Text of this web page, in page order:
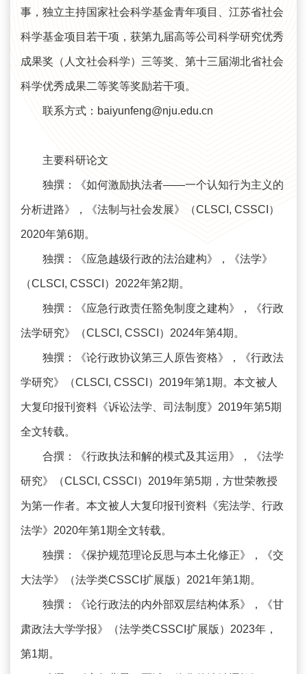
事，独立主持国家社会科学基金青年项目、江苏省社会
科学基金项目若干项，获第九届高等公司科学研究优秀
成果奖（人文社会科学）三等奖、第十三届湖北省社会
科学优秀成果二等奖等奖励若干项。
联系方式：baiyunfeng@nju.edu.cn
主要科研论文
独撰：《如何激励执法者——一个认知行为主义的
分析进路》，《法制与社会发展》（CLSCI, CSSCI）
2020年第6期。
独撰：《应急越级行政的法治建构》，《法学》
（CLSCI, CSSCI）2022年第2期。
独撰：《应急行政责任豁免制度之建构》，《行政
法学研究》（CLSCI, CSSCI）2024年第4期。
独撰：《论行政协议第三人原告资格》，《行政法
学研究》（CLSCI, CSSCI）2019年第1期。本文被人
大复印报刊资料《诉讼法学、司法制度》2019年第5期
全文转载。
合撰：《行政执法和解的模式及其运用》，《法学
研究》（CLSCI, CSSCI）2019年第5期，方世荣教授
为第一作者。本文被人大复印报刊资料《宪法学、行政
法学》2020年第1期全文转载。
独撰：《保护规范理论反思与本土化修正》，《交
大法学》（法学类CSSCI扩展版）2021年第1期。
独撰：《论行政法的内外部双层结构体系》，《甘
肃政法大学学报》（法学类CSSCI扩展版）2023年，
第1期。